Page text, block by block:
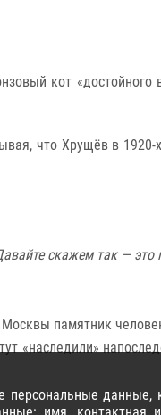
кот «достойного
что Хрущёв в 1920-
скажем так — это
памятник
«наследили»
данные,